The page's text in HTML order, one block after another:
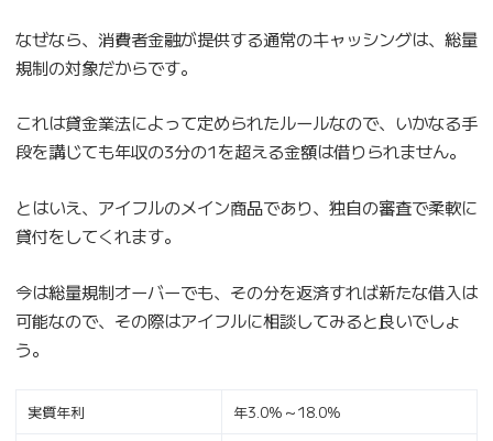
なぜなら、消費者金融が提供する通常のキャッシングは、総量
規制の対象だからです。
これは貸金業法によって定められたルールなので、いかなる手
段を講じても年収の3分の1を超える金額は借りられません。
とはいえ、アイフルのメイン商品であり、独自の審査で柔軟に
貸付をしてくれます。
今は総量規制オーバーでも、その分を返済すれば新たな借入は
可能なので、その際はアイフルに相談してみると良いでしょ
う。
実質年利 年3.0%～18.0%